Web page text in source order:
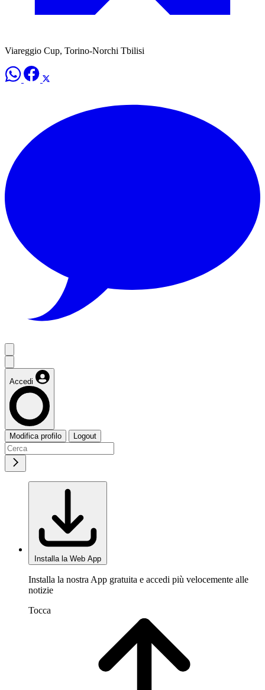
Viareggio Cup, Torino-Norchi Tbilisi
Accedi
Modifica profilo Logout
Installa la Web App
Installa la nostra App gratuita e accedi più velocemente alle
notizie
Tocca